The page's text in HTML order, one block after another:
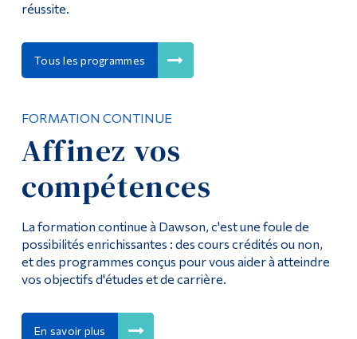
réussite.
Tous les programmes
FORMATION CONTINUE
Affinez vos
compétences
La formation continue à Dawson, c'est une foule de
possibilités enrichissantes : des cours crédités ou non,
et des programmes conçus pour vous aider à atteindre
vos objectifs d'études et de carrière.
En savoir plus